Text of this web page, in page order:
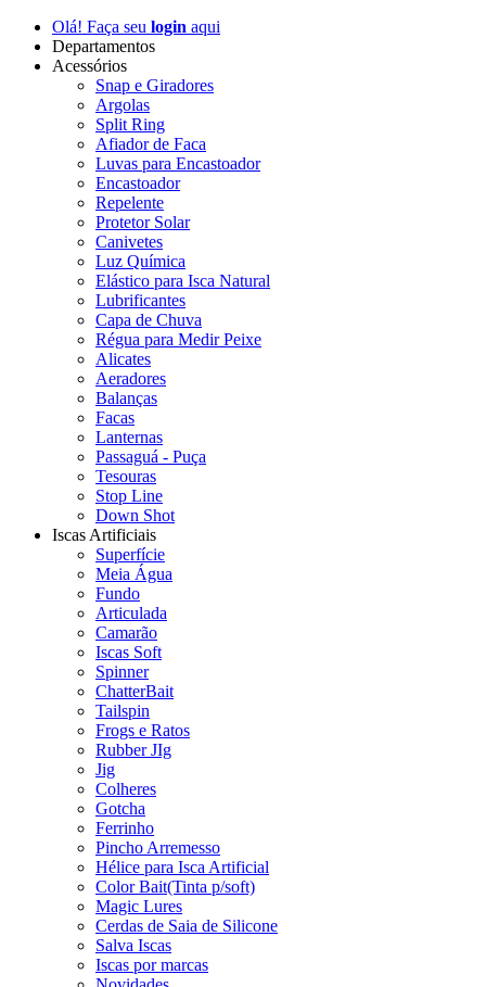
Olá! Faça seu login aqui
Departamentos
Acessórios
Snap e Giradores
Argolas
Split Ring
Afiador de Faca
Luvas para Encastoador
Encastoador
Repelente
Protetor Solar
Canivetes
Luz Química
Elástico para Isca Natural
Lubrificantes
Capa de Chuva
Régua para Medir Peixe
Alicates
Aeradores
Balanças
Facas
Lanternas
Passaguá - Puça
Tesouras
Stop Line
Down Shot
Iscas Artificiais
Superfície
Meia Água
Fundo
Articulada
Camarão
Iscas Soft
Spinner
ChatterBait
Tailspin
Frogs e Ratos
Rubber JIg
Jig
Colheres
Gotcha
Ferrinho
Pincho Arremesso
Hélice para Isca Artificial
Color Bait(Tinta p/soft)
Magic Lures
Cerdas de Saia de Silicone
Salva Iscas
Iscas por marcas